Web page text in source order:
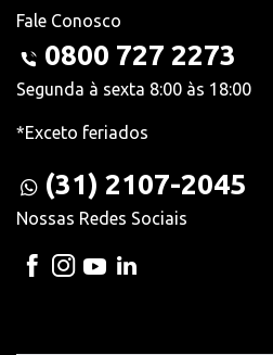
Fale Conosco
0800 727 2273
Segunda à sexta 8:00 às 18:00
*Exceto feriados
(31) 2107-2045
Nossas Redes Sociais